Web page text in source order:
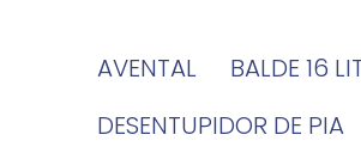
AVENTAL
BALDE 16
DESENTUPIDOR DE PIA